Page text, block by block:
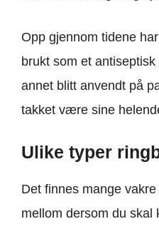
Opp gjennom tidene
brukt som et
annet blitt anvendt på
takket være sine
Ulike typer
Det finnes mange
mellom dersom du